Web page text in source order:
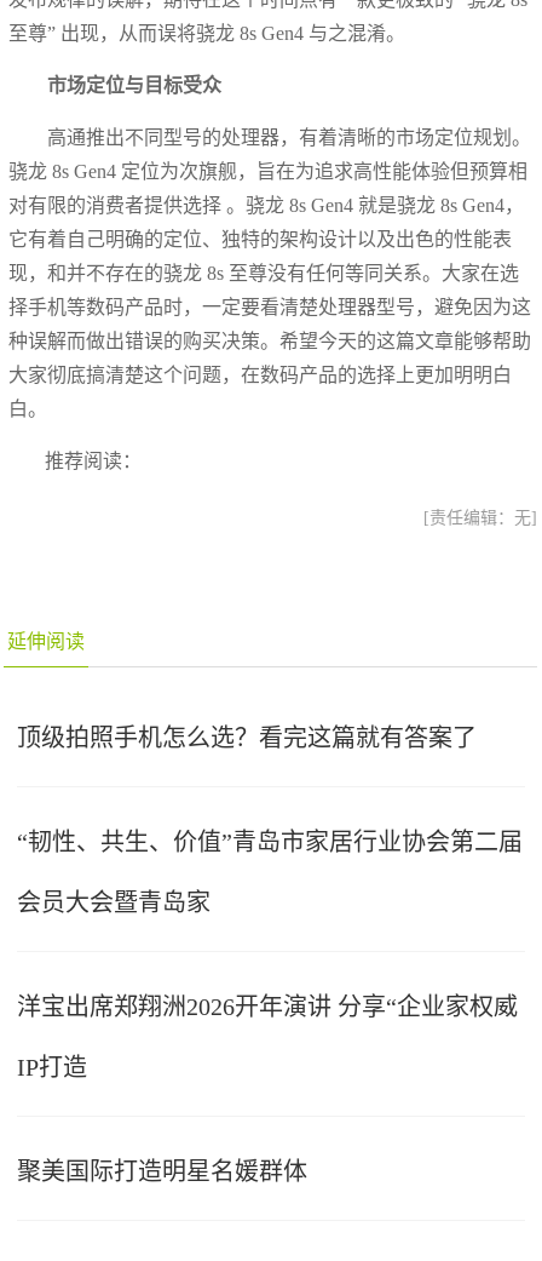
至尊” 出现，从而误将骁龙 8s Gen4 与之混淆。
市场定位与目标受众
高通推出不同型号的处理器，有着清晰的市场定位规划。
骁龙 8s Gen4 定位为次旗舰，旨在为追求高性能体验但预算相
对有限的消费者提供选择 。骁龙 8s Gen4 就是骁龙 8s Gen4，
它有着自己明确的定位、独特的架构设计以及出色的性能表
现，和并不存在的骁龙 8s 至尊没有任何等同关系。大家在选
择手机等数码产品时，一定要看清楚处理器型号，避免因为这
种误解而做出错误的购买决策。希望今天的这篇文章能够帮助
大家彻底搞清楚这个问题，在数码产品的选择上更加明明白
白。
推荐阅读：
[责任编辑：无]
延伸阅读
顶级拍照手机怎么选？看完这篇就有答案了
“韧性、共生、价值”青岛市家居行业协会第二届
会员大会暨青岛家
洋宝出席郑翔洲2026开年演讲 分享“企业家权威
IP打造
聚美国际打造明星名媛群体